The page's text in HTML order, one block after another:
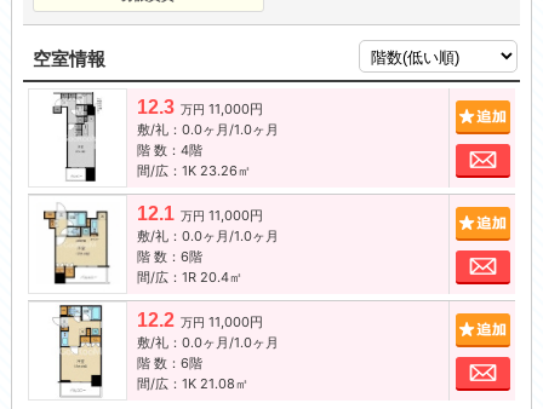
空室情報
12.3 万円 11,000円
敷/礼：0.0ヶ月/1.0ヶ月
階 数：4階
間/広：1K 23.26㎡
お
12.1 万円 11,000円
敷/礼：0.0ヶ月/1.0ヶ月
階 数：6階
間/広：1R 20.4㎡
お
12.2 万円 11,000円
敷/礼：0.0ヶ月/1.0ヶ月
階 数：6階
間/広：1K 21.08㎡
お